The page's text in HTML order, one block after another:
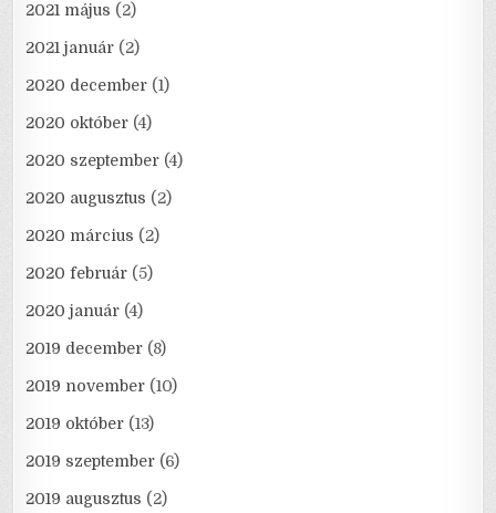
2021 május (2)
2021 január (2)
2020 december (1)
2020 október (4)
2020 szeptember (4)
2020 augusztus (2)
2020 március (2)
2020 február (5)
2020 január (4)
2019 december (8)
2019 november (10)
2019 október (13)
2019 szeptember (6)
2019 augusztus (2)